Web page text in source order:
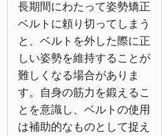
長期間にわたって姿勢矯正
ベルトに頼り切ってしまう
と、ベルトを外した際に正
しい姿勢を維持することが
難しくなる場合がありま
す。自身の筋力を鍛えるこ
とを意識し、ベルトの使用
は補助的なものとして捉え